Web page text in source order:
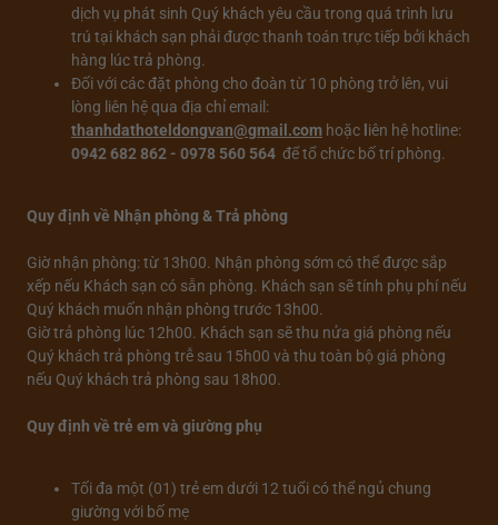
dịch vụ phát sinh Quý khách yêu cầu trong quá trình lưu
trú tại khách sạn phải được thanh toán trực tiếp bởi khách
hàng lúc trả phòng.
Đối với các đặt phòng cho đoàn từ 10 phòng trở lên, vui
lòng liên hệ qua địa chỉ email:
thanhdathoteldongvan@gmail.com hoặc iên hệ hotline:
0942 682 862 - 0978 560 564 để tổ chức bố trí phòng.
Quy định về Nhận phòng & Trả phòng
Giờ nhận phòng: từ 13h00. Nhận phòng sớm có thể được sắp
xếp nếu Khách sạn có sẵn phòng. Khách sạn sẽ tính phụ phí nếu
Quý khách muốn nhận phòng trước 13h00.
Giờ trả phòng lúc 12h00. Khách sạn sẽ thu nửa giá phòng nếu
Quý khách trả phòng trễ sau 15h00 và thu toàn bộ giá phòng
nếu Quý khách trả phòng sau 18h00.
Quy định về trẻ em và giường phụ
Tối đa một (01) trẻ em dưới 12 tuổi có thể ngủ chung
giường với bố mẹ